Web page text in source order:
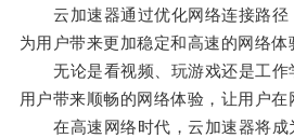
云加速器通过优化网络连接路径
为用户带来更加稳定和高速的网络体
无论是看视频、玩游戏还是工作
用户带来顺畅的网络体验，让用户在
在高速网络时代，云加速器将成